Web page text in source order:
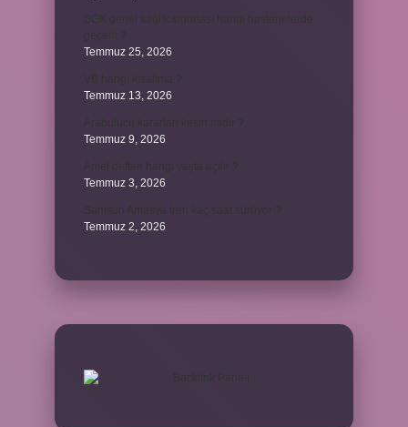
Temmuz 25, 2026
Temmuz 13, 2026
Temmuz 9, 2026
Temmuz 3, 2026
Temmuz 2, 2026